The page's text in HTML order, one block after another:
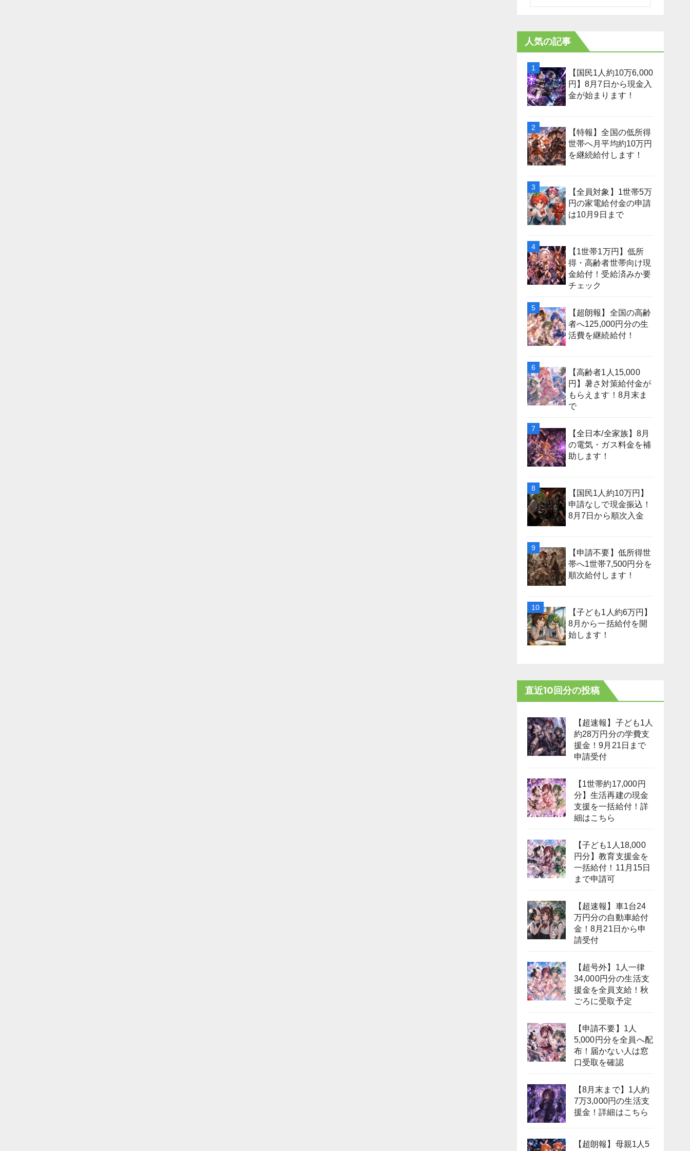
人気の記事
【国民1人約10万6,000
円】8月7日から現金入
金が始まります！
【特報】全国の低所得
世帯へ月平均約10万円
を継続給付します！
【全員対象】1世帯5万
円の家電給付金の申請
は10月9日まで
【1世帯1万円】低所
得・高齢者世帯向け現
金給付！受給済みか要
チェック
【超朗報】全国の高齢
者へ125,000円分の生
活費を継続給付！
【高齢者1人15,000
円】暑さ対策給付金が
もらえます！8月末ま
で
【全日本/全家族】8月
の電気・ガス料金を補
助します！
【国民1人約10万円】
申請なしで現金振込！
8月7日から順次入金
【申請不要】低所得世
帯へ1世帯7,500円分を
順次給付します！
【子ども1人約6万円】
8月から一括給付を開
始します！
直近10回分の投稿
【超速報】子ども1人
約28万円分の学費支
援金！9月21日まで
申請受付
【1世帯約17,000円
分】生活再建の現金
支援を一括給付！詳
細はこちら
【子ども1人18,000
円分】教育支援金を
一括給付！11月15日
まで申請可
【超速報】車1台24
万円分の自動車給付
金！8月21日から申
請受付
【超号外】1人一律
34,000円分の生活支
援金を全員支給！秋
ごろに受取予定
【申請不要】1人
5,000円分を全員へ配
布！届かない人は窓
口受取を確認
【8月末まで】1人約
7万3,000円の生活支
援金！詳細はこちら
【超朗報】母親1人5